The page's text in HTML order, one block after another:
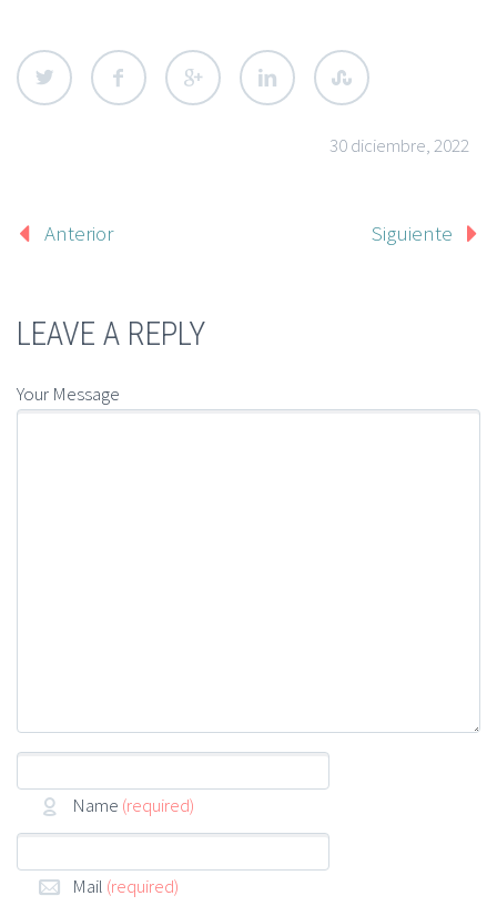
30 diciembre, 2022
Anterior Siguiente
LEAVE A REPLY
Your Message
Name (required)
Mail (required)